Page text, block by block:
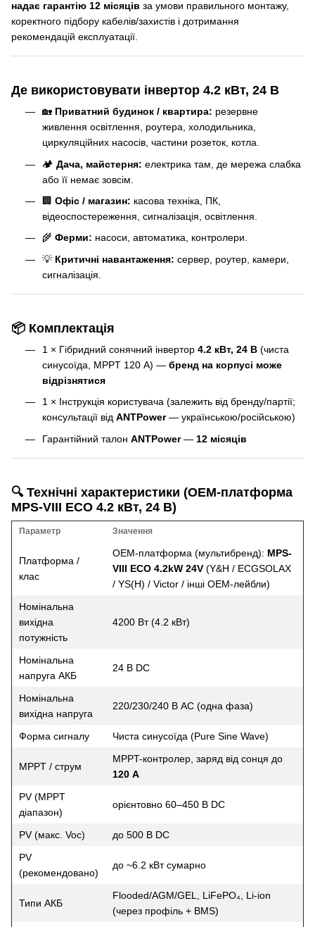
надає гарантію 12 місяців за умови правильного монтажу,
коректного підбору кабелів/захистів і дотримання
рекомендацій експлуатації.
Де використовувати інвертор 4.2 кВт, 24 В
🏡 Приватний будинок / квартира: резервне
живлення освітлення, роутера, холодильника,
циркуляційних насосів, частини розеток, котла.
🏕️ Дача, майстерня: електрика там, де мережа слабка
або її немає зовсім.
🏢 Офіс / магазин: касова техніка, ПК,
відеоспостереження, сигналізація, освітлення.
🌾 Ферми: насоси, автоматика, контролери.
💡 Критичні навантаження: сервер, роутер, камери,
сигналізація.
📦 Комплектація
1 × Гібридний сонячний інвертор 4.2 кВт, 24 В (чиста
синусоїда, MPPT 120 А) — бренд на корпусі може
відрізнятися
1 × Інструкція користувача (залежить від бренду/партії;
консультації від ANTPower— українською/російською)
Гарантійний талон ANTPower— 12 місяців
🔍 Технічні характеристики (OEM-платформа
MPS-VIII ECO 4.2 кВт, 24 В)
Параметр Значення
Платформа /
клас
OEM-платформа (мультибренд): MPS-
VIII ECO 4.2kW 24V (Y&H / ECGSOLAX
/ YS(H) / Victor / інші OEM-лейбли)
Номінальна
вихідна
потужність
4200 Вт (4.2 кВт)
Номінальна
напруга АКБ
24 В DC
Номінальна
вихідна напруга
220/230/240 В AC (одна фаза)
Форма сигналу Чиста синусоїда (Pure Sine Wave)
MPPT / струм
MPPT-контролер, заряд від сонця до
120 А
PV (MPPT
діапазон)
орієнтовно 60–450 В DC
PV (макс. Voc)
до 500 В DC
PV
(рекомендовано)
до ~6.2 кВт сумарно
Типи АКБ
Flooded/AGM/GEL, LiFePO₄, Li-ion
(через профіль + BMS)